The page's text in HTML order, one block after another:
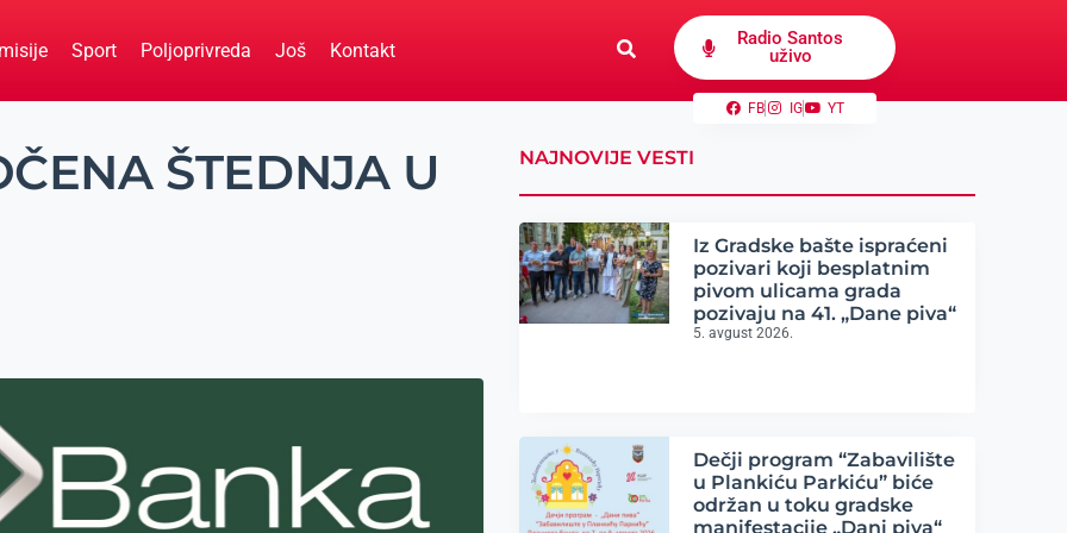
Sport Poljoprivreda Još Kontakt
Radio Santos
uživo
FB IG YT
ŠTEDNJA U
NAJNOVIJE VESTI
Iz Gradske bašte ispraćeni
pozivari koji besplatnim
pivom ulicama grada
pozivaju na 41. „Dane piva“
5. avgust 2026.
Dečji program “Zabavilište
u Plankiću Parkiću” biće
održan u toku gradske
manifestacije „Dani piva“